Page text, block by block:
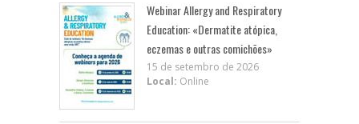
Webinar Allergy and Respiratory
Education: «Dermatite atópica,
eczemas e outras comichões»
15 de setembro de 2026
Local: Online